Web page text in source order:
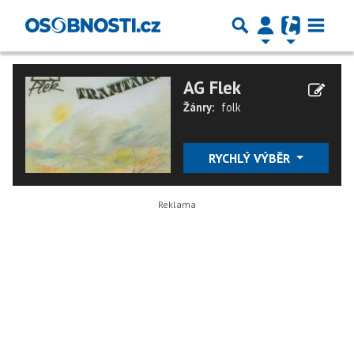
AG Flek
Žánry: folk
RYCHLÝ VÝBĚR